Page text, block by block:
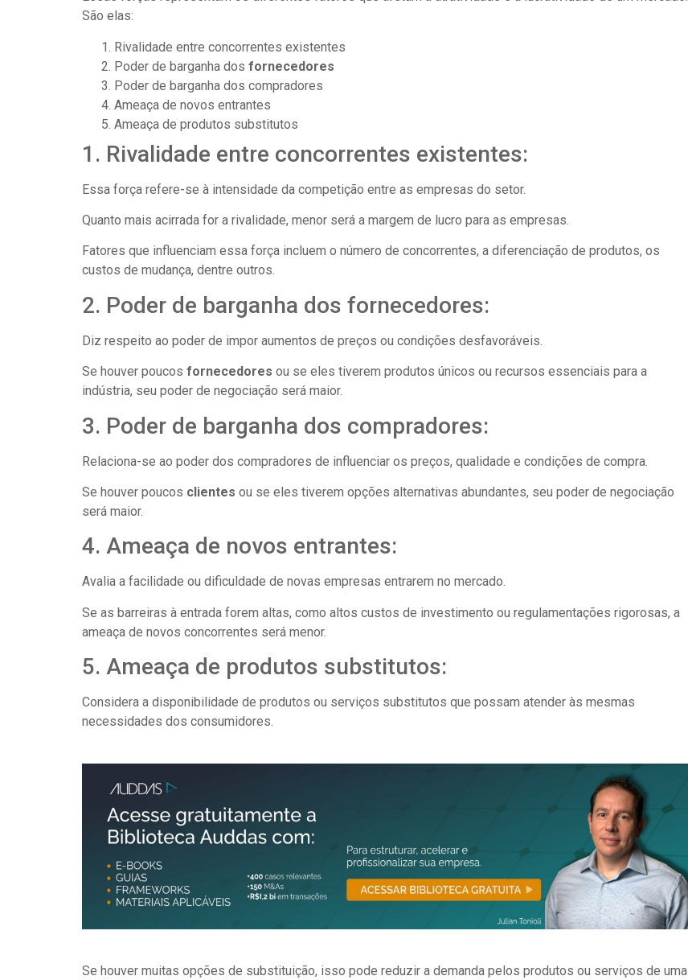
São elas:
Rivalidade entre concorrentes existentes
Poder de barganha dos fornecedores
Poder de barganha dos compradores
Ameaça de novos entrantes
Ameaça de produtos substitutos
1. Rivalidade entre concorrentes existentes:
Essa força refere-se à intensidade da competição entre as empresas do setor.
Quanto mais acirrada for a rivalidade, menor será a margem de lucro para as empresas.
Fatores que influenciam essa força incluem o número de concorrentes, a diferenciação de produtos, os
custos de mudança, dentre outros.
2. Poder de barganha dos fornecedores:
Diz respeito ao poder de impor aumentos de preços ou condições desfavoráveis.
Se houver poucos fornecedores ou se eles tiverem produtos únicos ou recursos essenciais para a
indústria, seu poder de negociação será maior.
3. Poder de barganha dos compradores:
Relaciona-se ao poder dos compradores de influenciar os preços, qualidade e condições de compra.
Se houver poucos clientes ou se eles tiverem opções alternativas abundantes, seu poder de negociação
será maior.
4. Ameaça de novos entrantes:
Avalia a facilidade ou dificuldade de novas empresas entrarem no mercado.
Se as barreiras à entrada forem altas, como altos custos de investimento ou regulamentações rigorosas, a
ameaça de novos concorrentes será menor.
5. Ameaça de produtos substitutos:
Considera a disponibilidade de produtos ou serviços substitutos que possam atender às mesmas
necessidades dos consumidores.
Se houver muitas opções de substituição, isso pode reduzir a demanda pelos produtos ou serviços de uma